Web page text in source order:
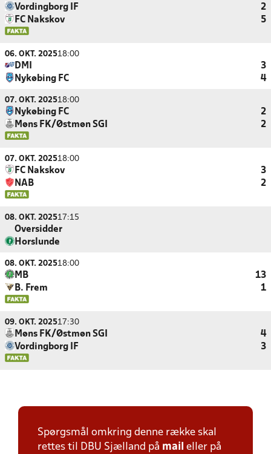
Vordingborg IF
2
FC Nakskov
5
06. OKT. 202518:00
DMI
3
Nykøbing FC
4
07. OKT. 202518:00
Nykøbing FC
2
Møns FK/Østmøn SGI
2
07. OKT. 202518:00
FC Nakskov
3
NAB
2
08. OKT. 202517:15
Oversidder
Horslunde
08. OKT. 202518:00
MB
13
B. Frem
1
09. OKT. 202517:30
Møns FK/Østmøn SGI
4
Vordingborg IF
3
Spørgsmål omkring denne række skal
rettes til DBU Sjælland på mail eller på